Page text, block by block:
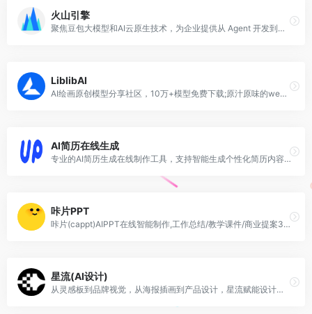
火山引擎
聚焦豆包大模型和AI云原生技术，为企业提供从 Agent 开发到部署的一站式服务，助力企业AI转型与创新发展。
LiblibAI
AI绘画原创模型分享社区，10万+模型免费下载;原汁原味的webUI、comfyUI，在线AI绘图工具免费使用;还可在线进行模型训练
AI简历在线生成
专业的AI简历生成在线制作工具，支持智能生成个性化简历内容，精准匹配岗位需求，涵盖各行业简历模板，可以在线编辑、免费下载使用
咔片PPT
咔片(cappt)AIPPT在线智能制作,工作总结/教学课件/商业提案3分钟搞定,10万+场景模板一键替换,AI自动排版+多格式导出,支持在线编辑,一键生成PPT,咔片ppt制作网站基础功能永久免费使用！
星流(AI设计)
从灵感板到品牌视觉，从海报插画到产品设计，星流赋能设计师打破边界，让每一个创意精准落地。